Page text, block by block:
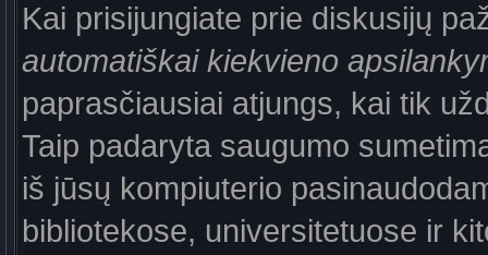
Kai prisijungiate prie diskusijų
automatiškai kiekvieno
paprasčiausiai atjungs, kai tik
Taip padaryta saugumo
iš jūsų kompiuterio
bibliotekose, universitetuose ir